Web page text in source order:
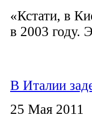
«Кстати, в
в 2003 году.
В Италии
25 Мая 2011